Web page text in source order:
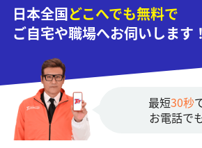
日本全国どこへでも無料で
ご自宅や職場へお伺いします！
最短30秒
お電話で